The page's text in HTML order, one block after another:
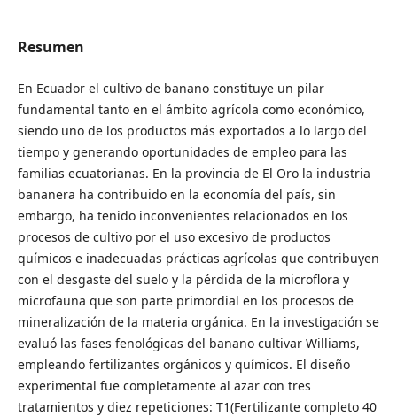
Resumen
En Ecuador el cultivo de banano constituye un pilar
fundamental tanto en el ámbito agrícola como económico,
siendo uno de los productos más exportados a lo largo del
tiempo y generando oportunidades de empleo para las
familias ecuatorianas. En la provincia de El Oro la industria
bananera ha contribuido en la economía del país, sin
embargo, ha tenido inconvenientes relacionados en los
procesos de cultivo por el uso excesivo de productos
químicos e inadecuadas prácticas agrícolas que contribuyen
con el desgaste del suelo y la pérdida de la microflora y
microfauna que son parte primordial en los procesos de
mineralización de la materia orgánica. En la investigación se
evaluó las fases fenológicas del banano cultivar Williams,
empleando fertilizantes orgánicos y químicos. El diseño
experimental fue completamente al azar con tres
tratamientos y diez repeticiones: T1(Fertilizante completo 40